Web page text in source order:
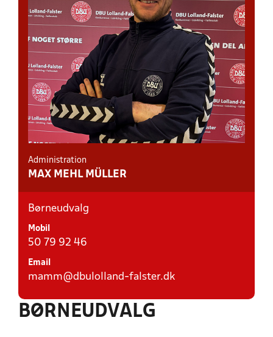
Administration
MAX MEHL MÜLLER
Børneudvalg
Mobil
50 79 92 46
Email
mamm@dbulolland-falster.dk
BØRNEUDVALG